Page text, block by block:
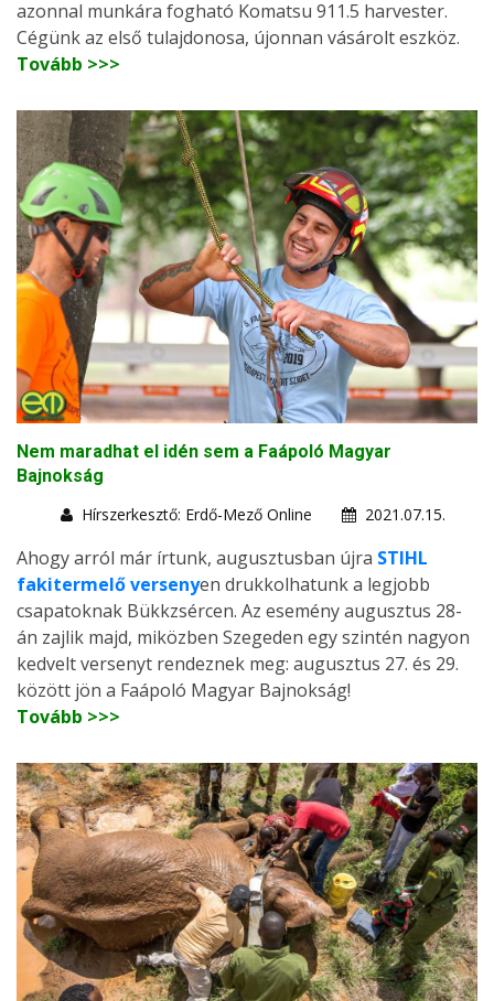
azonnal munkára fogható Komatsu 911.5 harvester.
Cégünk az első tulajdonosa, újonnan vásárolt eszköz.
Tovább >>>
Nem maradhat el idén sem a Faápoló Magyar
Bajnokság
Hírszerkesztő: Erdő-Mező Online
2021.07.15.
Ahogy arról már írtunk, augusztusban újra STIHL
fakitermelő versenyen drukkolhatunk a legjobb
csapatoknak Bükkzsércen. Az esemény augusztus 28-
án zajlik majd, miközben Szegeden egy szintén nagyon
kedvelt versenyt rendeznek meg: augusztus 27. és 29.
között jön a Faápoló Magyar Bajnokság!
Tovább >>>